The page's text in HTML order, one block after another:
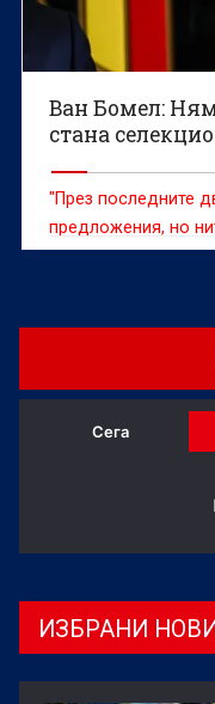
Ван Бомел:
стана
"През последните
предложения, но
Сега
ИЗБРАНИ